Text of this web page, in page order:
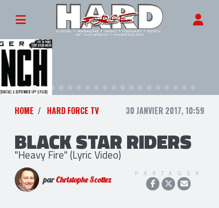
HOME HARD FORCE TV 30 JANVIER 2017, 10:59
BLACK STAR RIDERS
"Heavy Fire" (Lyric Video)
parChristophe Scottez
PARTAGER